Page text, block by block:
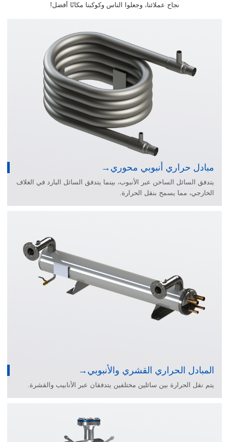
نجاح عملائنا، وجعلوا الناس وكوكبنا مكانًا أفضل!
مبادل حراري أنبوبي محوري
يتدفق السائل الساخن عبر الأنبوب، بينما يتدفق السائل البارد في الغلاف
الخارجي، مما يسمح بنقل الحرارة.
المبادل الحراري القشري والأنبوبي
يتم نقل الحرارة بين سائلين مختلفين يتدفقان عبر الأنابيب والقشرة.